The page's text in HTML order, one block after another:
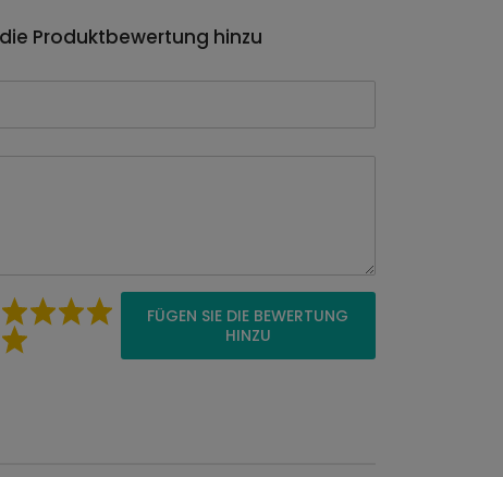
Produktbewertung hinzu
FÜGEN SIE DIE BEWERTUNG
HINZU